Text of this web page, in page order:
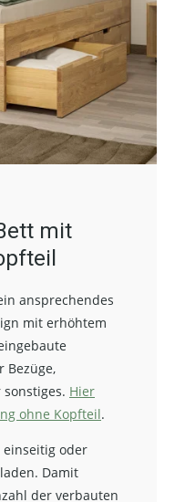
mit
ansprechendes
mit erhöhtem
Bezüge,
Hier
ohne Kopfteil.
einseitig oder
Damit
der verbauten